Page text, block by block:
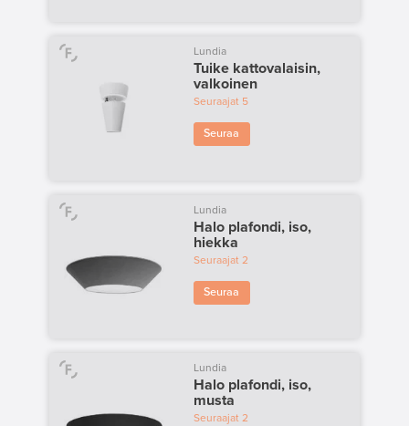
Lundia
Tuike kattovalaisin,
valkoinen
Seuraajat5
Seuraa
Lundia
Halo plafondi, iso,
hiekka
Seuraajat 2
Seuraa
Lundia
Halo plafondi, iso,
musta
Seuraajat2